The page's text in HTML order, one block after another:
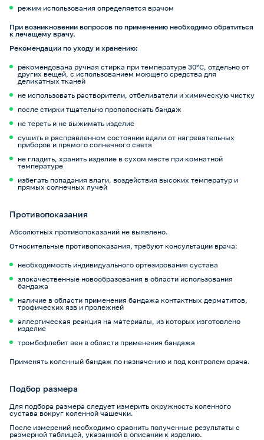
режим использования определяется врачом
При возникновении вопросов по применению необходимо обратиться
к лечащему врачу.
Рекомендации по уходу и хранению:
рекомендована ручная стирка при температуре 30°C, отдельно от
других вещей, с использованием моющего средства для
деликатных тканей
не использовать растворители, отбеливатели и химическую чистку
после стирки тщательно прополоскать бандаж
не тереть и не выжимать изделие
сушить в расправленном состоянии вдали от нагревательных
приборов и прямого солнечного света
не гладить, хранить изделие в сухом месте при комнатной
температуре
избегать попадания влаги, воздействия высоких температур и
прямых солнечных лучей
Противопоказания
Абсолютных противопоказаний не выявлено.
Относительные противопоказания, требуют консультации врача:
необходимость индивидуального ортезирования сустава
злокачественные новообразования в области использования
бандажа
наличие в области применения бандажа контактных дерматитов,
трофических язв и пролежней
аллергическая реакция на материалы, из которых изготовлено
изделие
тромбофлебит вен в области применения бандажа
Применять коленный бандаж по назначению и под контролем врача.
Подбор размера
Для подбора размера следует измерить окружность коленного
сустава вокруг коленной чашечки.
После измерений необходимо сравнить полученные результаты с
размерной таблицей, указанной в описании к изделию.